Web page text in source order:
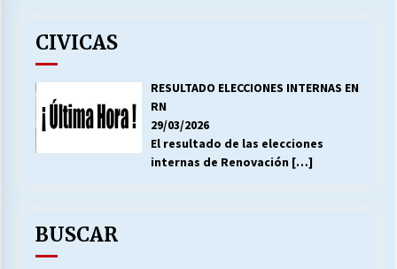
CIVICAS
RESULTADO ELECCIONES INTERNAS EN
RN
29/03/2026
El resultado de las elecciones
internas de Renovación […]
BUSCAR